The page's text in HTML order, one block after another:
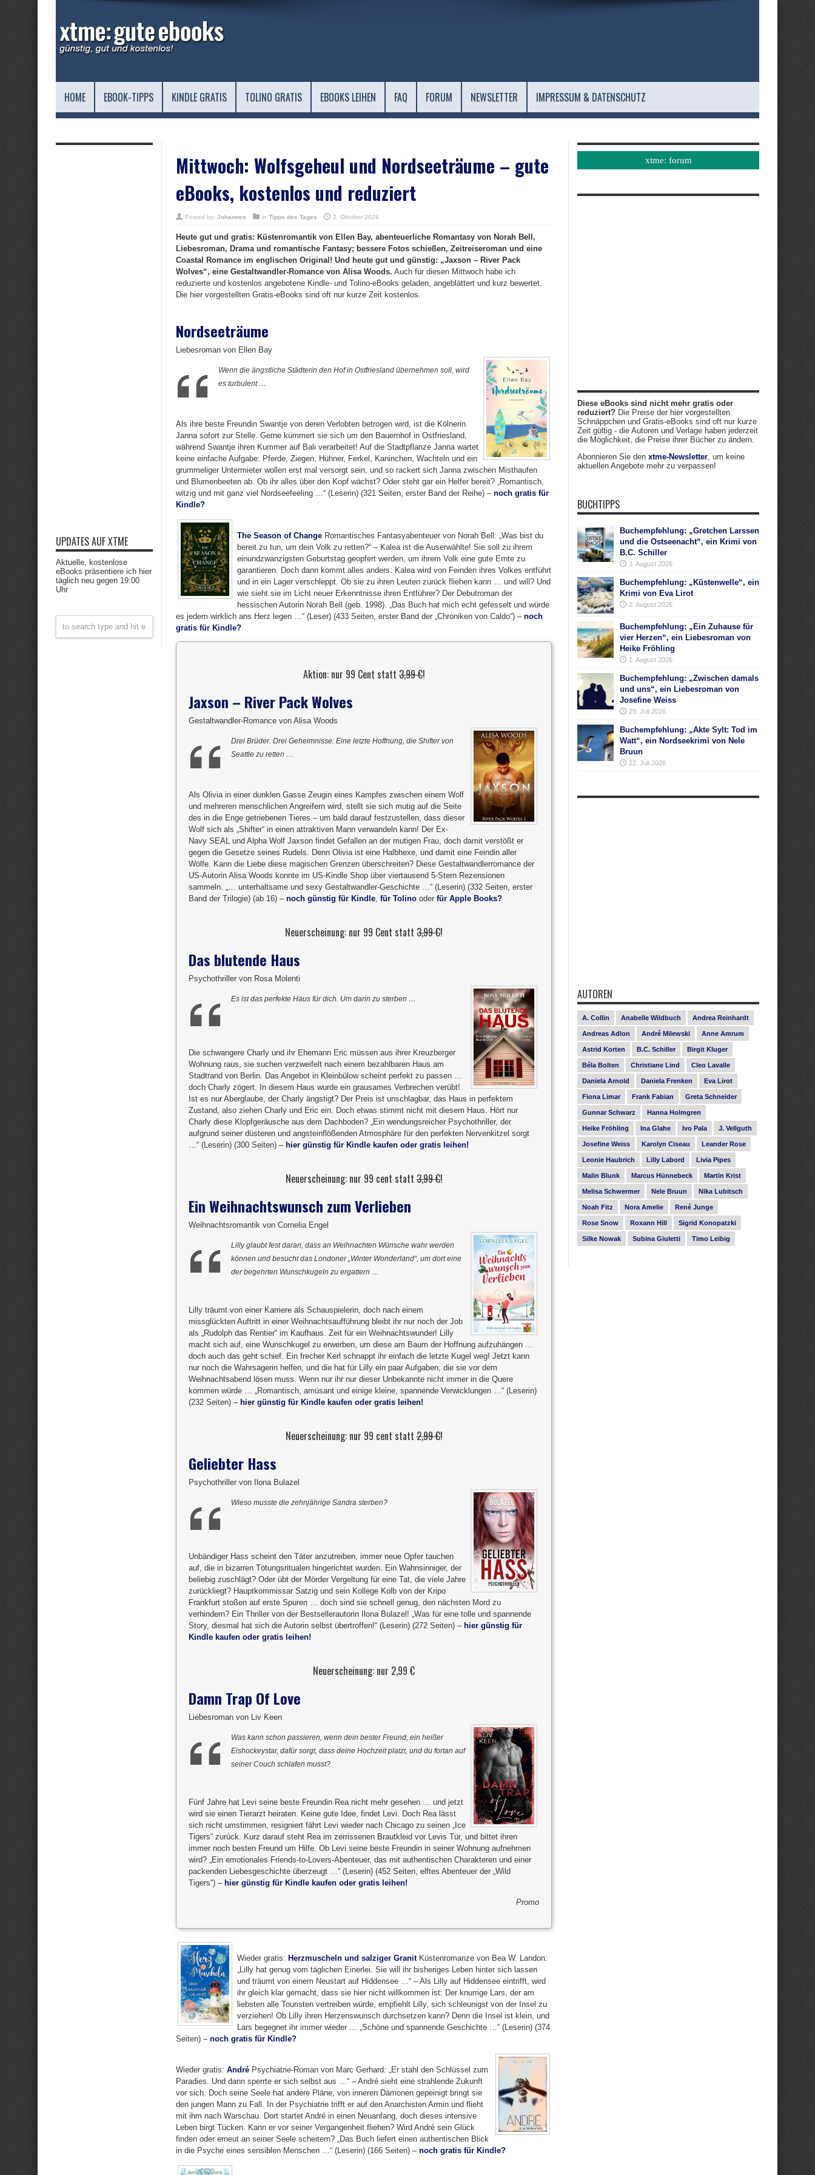
HOME EBOOK-TIPPS KINDLE GRATIS TOLINO GRATIS EBOOKS LEIHEN FAQ FORUM NEWSLETTER IMPRESSUM & DATENSCHUTZ
Mittwoch: Wolfsgeheul und Nordseeträume – gute
eBooks, kostenlos und reduziert
Posted by: Johannes in Tipps des Tages 2. Oktober 2024
Heute gut und gratis: Küstenromantik von Ellen Bay, abenteuerliche Romantasy von Norah Bell,
Liebesroman, Drama und romantische Fantasy; bessere Fotos schießen, Zeitreiseroman und eine
Coastal Romance im englischen Original! Und heute gut und günstig: „Jaxson – River Pack
Wolves“, eine Gestaltwandler-Romance von Alisa Woods. Auch für diesen Mittwoch habe ich
reduzierte und kostenlos angebotene Kindle- und Tolino-eBooks geladen, angeblättert und kurz bewertet.
Die hier vorgestellten Gratis-eBooks sind oft nur kurze Zeit kostenlos.
Nordseeträume
Liebesroman von Ellen Bay
Wenn die ängstliche Städterin den Hof in Ostfriesland übernehmen soll, wird
es turbulent …
Als ihre beste Freundin Swantje von deren Verlobten betrogen wird, ist die Kölnerin
Janna sofort zur Stelle. Gerne kümmert sie sich um den Bauernhof in Ostfriesland,
während Swantje ihren Kummer auf Bali verarbeitet! Auf die Stadtpflanze Janna wartet
keine einfache Aufgabe: Pferde, Ziegen, Hühner, Ferkel, Kaninchen, Wachteln und ein
grummeliger Untermieter wollen erst mal versorgt sein, und so rackert sich Janna zwischen Misthaufen
und Blumenbeeten ab. Ob ihr alles über den Kopf wächst? Oder steht gar ein Helfer bereit? „Romantisch,
witzig und mit ganz viel Nordseefeeling …“ (Leserin) (321 Seiten, erster Band der Reihe) – noch gratis für
Kindle?
The Season of Change Romantisches Fantasyabenteuer von Norah Bell: „Was bist du
bereit zu tun, um dein Volk zu retten?“ – Kalea ist die Auserwählte! Sie soll zu ihrem
einundzwanzigsten Geburtstag geopfert werden, um ihrem Volk eine gute Ernte zu
garantieren. Doch dann kommt alles anders: Kalea wird von Feinden ihres Volkes entführt
und in ein Lager verschleppt. Ob sie zu ihren Leuten zurück fliehen kann … und will? Und
wie sieht sie im Licht neuer Erkenntnisse ihren Entführer? Der Debutroman der
hessischen Autorin Norah Bell (geb. 1998). „Das Buch hat mich echt gefesselt und würde
es jedem wirklich ans Herz legen …“ (Leser) (433 Seiten, erster Band der „Chroniken von Caldo“) – noch
gratis für Kindle?
Aktion: nur 99 Cent statt3,99 €!
Jaxson – River Pack Wolves
Gestaltwandler-Romance von Alisa Woods
Drei Brüder. Drei Geheimnisse. Eine letzte Hoffnung, die Shifter von
Seattle zu retten …
Als Olivia in einer dunklen Gasse Zeugin eines Kampfes zwischen einem Wolf
und mehreren menschlichen Angreifern wird, stellt sie sich mutig auf die Seite
des in die Enge getriebenen Tieres – um bald darauf festzustellen, dass dieser
Wolf sich als „Shifter“ in einen attraktiven Mann verwandeln kann! Der Ex-
Navy SEAL und Alpha Wolf Jaxson findet Gefallen an der mutigen Frau, doch damit verstößt er
gegen die Gesetze seines Rudels. Denn Olivia ist eine Halbhexe, und damit eine Feindin aller
Wölfe. Kann die Liebe diese magischen Grenzen überschreiten? Diese Gestaltwandlerromance der
US-Autorin Alisa Woods konnte im US-Kindle Shop über viertausend 5-Stern Rezensionen
sammeln. „… unterhaltsame und sexy Gestaltwandler-Geschichte …“ (Leserin) (332 Seiten, erster
Band der Trilogie) (ab 16) – noch günstig für Kindle, für Tolino oder für Apple Books?
Neuerscheinung: nur 99 Cent statt 3,99 €!
Das blutende Haus
Psychothriller von Rosa Molenti
Es ist das perfekte Haus für dich. Um darin zu sterben …
Die schwangere Charly und ihr Ehemann Eric müssen aus ihrer Kreuzberger
Wohnung raus, sie suchen verzweifelt nach einem bezahlbaren Haus am
Stadtrand von Berlin. Das Angebot in Kleinbülow scheint perfekt zu passen …
doch Charly zögert. In diesem Haus wurde ein grausames Verbrechen verübt!
Ist es nur Aberglaube, der Charly ängstigt? Der Preis ist unschlagbar, das Haus in perfektem
Zustand, also ziehen Charly und Eric ein. Doch etwas stimmt nicht mit diesem Haus. Hört nur
Charly diese Klopfgeräusche aus dem Dachboden? „Ein wendungsreicher Psychothriller, der
aufgrund seiner düsteren und angsteinflößenden Atmosphäre für den perfekten Nervenkitzel sorgt
…“ (Leserin) (300 Seiten) – hier günstig für Kindle kaufen oder gratis leihen!
Neuerscheinung: nur 99 cent statt3,99 €!
Ein Weihnachtswunsch zum Verlieben
Weihnachtsromantik von Cornelia Engel
Lilly glaubt fest daran, dass an Weihnachten Wünsche wahr werden
können und besucht das Londoner „Winter Wonderland“, um dort eine
der begehrten Wunschkugeln zu ergattern …
Lilly träumt von einer Karriere als Schauspielerin, doch nach einem
missglückten Auftritt in einer Weihnachtsaufführung bleibt ihr nur noch der Job
als „Rudolph das Rentier“ im Kaufhaus. Zeit für ein Weihnachtswunder! Lilly
macht sich auf, eine Wunschkugel zu erwerben, um diese am Baum der Hoffnung aufzuhängen …
doch auch das geht schief. Ein frecher Kerl schnappt ihr einfach die letzte Kugel weg! Jetzt kann
nur noch die Wahrsagerin helfen, und die hat für Lilly ein paar Aufgaben, die sie vor dem
Weihnachtsabend lösen muss. Wenn nur ihr nur dieser Unbekannte nicht immer in die Quere
kommen würde … „Romantisch, amüsant und einige kleine, spannende Verwicklungen …“ (Leserin)
(232 Seiten) – hier günstig für Kindle kaufen oder gratis leihen!
Neuerscheinung: nur 99 cent statt2,99 €!
Geliebter Hass
Psychothriller von Ilona Bulazel
Wieso musste die zehnjährige Sandra sterben?
Unbändiger Hass scheint den Täter anzutreiben, immer neue Opfer tauchen
auf, die in bizarren Tötungsritualen hingerichtet wurden. Ein Wahnsinniger, der
beliebig zuschlägt? Oder übt der Mörder Vergeltung für eine Tat, die viele Jahre
zurückliegt? Hauptkommissar Satzig und sein Kollege Kolb von der Kripo
Frankfurt stoßen auf erste Spuren … doch sind sie schnell genug, den nächsten Mord zu
verhindern? Ein Thriller von der Bestsellerautorin Ilona Bulazel! „Was für eine tolle und spannende
Story, diesmal hat sich die Autorin selbst übertroffen!“ (Leserin) (272 Seiten) – hier günstig für
Kindle kaufen oder gratis leihen!
Neuerscheinung: nur 2,99 €
Damn Trap Of Love
Liebesroman von Liv Keen
Was kann schon passieren, wenn dein bester Freund, ein heißer
Eishockeystar, dafür sorgt, dass deine Hochzeit platzt, und du fortan auf
seiner Couch schlafen musst?
Fünf Jahre hat Levi seine beste Freundin Rea nicht mehr gesehen … und jetzt
wird sie einen Tierarzt heiraten. Keine gute Idee, findet Levi. Doch Rea lässt
sich nicht umstimmen, resigniert fährt Levi wieder nach Chicago zu seinen „Ice
Tigers“ zurück. Kurz darauf steht Rea im zerrissenen Brautkleid vor Levis Tür, und bittet ihren
immer noch besten Freund um Hilfe. Ob Levi seine beste Freundin in seiner Wohnung aufnehmen
wird? „Ein emotionales Friends-to-Lovers-Abenteuer, das mit authentischen Charakteren und einer
packenden Liebesgeschichte überzeugt …“ (Leserin) (452 Seiten, elftes Abenteuer der „Wild
Tigers“) – hier günstig für Kindle kaufen oder gratis leihen!
Promo
Wieder gratis: Herzmuscheln und salziger GranitKüstenromanze von Bea W. Landon:
„Lilly hat genug vom täglichen Einerlei. Sie will ihr bisheriges Leben hinter sich lassen
und träumt von einem Neustart auf Hiddensee …“ – Als Lilly auf Hiddensee eintrifft, wird
ihr gleich klar gemacht, dass sie hier nicht willkommen ist: Der knurrige Lars, der am
liebsten alle Touristen vertreiben würde, empfiehlt Lilly, sich schleunigst von der Insel zu
verziehen! Ob Lilly ihren Herzenswunsch durchsetzen kann? Denn die Insel ist klein, und
Lars begegnet ihr immer wieder … „Schöne und spannende Geschichte …“ (Leserin) (374
Seiten) – noch gratis für Kindle?
Wieder gratis: André Psychiatrie-Roman von Marc Gerhard: „Er stahl den Schlüssel zum
Paradies. Und dann sperrte er sich selbst aus …“ – André sieht eine strahlende Zukunft
vor sich. Doch seine Seele hat andere Pläne, von inneren Dämonen gepeinigt bringt sie
den jungen Mann zu Fall. In der Psychiatrie trifft er auf den Anarchisten Armin und flieht
mit ihm nach Warschau. Dort startet André in einen Neuanfang, doch dieses intensive
Leben birgt Tücken. Kann er vor seiner Vergangenheit fliehen? Wird André sein Glück
finden oder erneut an seiner Seele scheitern? „Das Buch liefert einen authentischen Blick
in die Psyche eines sensiblen Menschen …“ (Leserin) (166 Seiten) – noch gratis für Kindle?
UPDATES AUF XTME
Aktuelle, kostenlose
eBooks präsentiere ich hier
täglich neu gegen 19:00
Uhr
xtme: forum
Diese eBooks sind nicht mehr gratis oder
reduziert? Die Preise der hier vorgestellten
Schnäppchen und Gratis-eBooks sind oft nur kurze
Zeit gültig - die Autoren und Verlage haben jederzeit
die Möglichkeit, die Preise ihrer Bücher zu ändern.
Abonnieren Sie den xtme-Newsletter, um keine
aktuellen Angebote mehr zu verpassen!
BUCHTIPPS
Buchempfehlung: „Gretchen Larssen
und die Ostseenacht“, ein Krimi von
B.C. Schiller
3. August 2026
Buchempfehlung: „Küstenwelle“, ein
Krimi von Eva Lirot
2. August 2026
Buchempfehlung: „Ein Zuhause für
vier Herzen“, ein Liebesroman von
Heike Fröhling
1. August 2026
Buchempfehlung: „Zwischen damals
und uns“, ein Liebesroman von
Josefine Weiss
29. Juli 2026
Buchempfehlung: „Akte Sylt: Tod im
Watt“, ein Nordseekrimi von Nele
Bruun
22. Juli 2026
AUTOREN
A. Collin Anabelle Wildbuch Andrea Reinhardt
Andreas Adlon André Milewski Anne Amrum
Astrid Korten B.C. Schiller Birgit Kluger
Béla Bolten Christiane Lind Cleo Lavalle
Daniela Arnold Daniela Frenken Eva Lirot
Fiona Limar Frank Fabian Greta Schneider
Gunnar Schwarz Hanna Holmgren
Heike Fröhling Ina Glahe Ivo Pala J. Vellguth
Josefine Weiss Karolyn Ciseau Leander Rose
Leonie Haubrich Lilly Labord Livia Pipes
Malin Blunk Marcus Hünnebeck Martin Krist
Melisa Schwermer Nele Bruun Nika Lubitsch
Noah Fitz Nora Amelie René Junge
Rose Snow Roxann Hill Sigrid Konopatzki
Silke Nowak Subina Giuletti Timo Leibig